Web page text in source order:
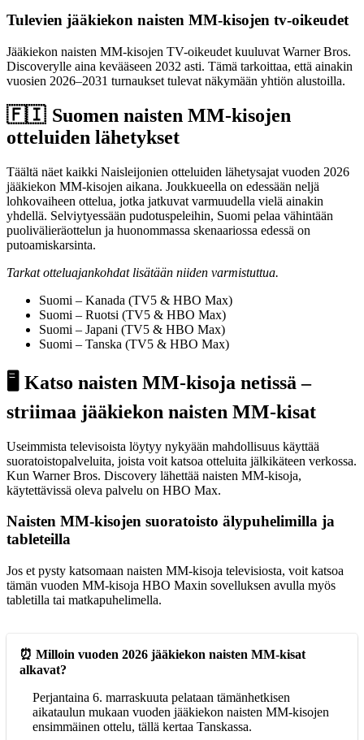
Tulevien jääkiekon naisten MM-kisojen tv-oikeudet
Jääkiekon naisten MM-kisojen TV-oikeudet kuuluvat Warner Bros.
Discoverylle aina kevääseen 2032 asti. Tämä tarkoittaa, että ainakin
vuosien 2026–2031 turnaukset tulevat näkymään yhtiön alustoilla.
🇫🇮 Suomen naisten MM-kisojen
otteluiden lähetykset
Täältä näet kaikki Naisleijonien otteluiden lähetysajat vuoden 2026
jääkiekon MM-kisojen aikana. Joukkueella on edessään neljä
lohkovaiheen ottelua, jotka jatkuvat varmuudella vielä ainakin
yhdellä. Selviytyessään pudotuspeleihin, Suomi pelaa vähintään
puolivälieräottelun ja huonommassa skenaariossa edessä on
putoamiskarsinta.
Tarkat otteluajankohdat lisätään niiden varmistuttua.
Suomi – Kanada (TV5 & HBO Max)
Suomi – Ruotsi (TV5 & HBO Max)
Suomi – Japani (TV5 & HBO Max)
Suomi – Tanska (TV5 & HBO Max)
🖥️ Katso naisten MM-kisoja netissä –
striimaa jääkiekon naisten MM-kisat
Useimmista televisoista löytyy nykyään mahdollisuus käyttää
suoratoistopalveluita, joista voit katsoa otteluita jälkikäteen verkossa.
Kun Warner Bros. Discovery lähettää naisten MM-kisoja,
käytettävissä oleva palvelu on HBO Max.
Naisten MM-kisojen suoratoisto älypuhelimilla ja
tableteilla
Jos et pysty katsomaan naisten MM-kisoja televisiosta, voit katsoa
tämän vuoden MM-kisoja HBO Maxin sovelluksen avulla myös
tabletilla tai matkapuhelimella.
⏰ Milloin vuoden 2026 jääkiekon naisten MM-kisat
alkavat?
Perjantaina 6. marraskuuta pelataan tämänhetkisen
aikataulun mukaan vuoden jääkiekon naisten MM-kisojen
ensimmäinen ottelu, tällä kertaa Tanskassa.